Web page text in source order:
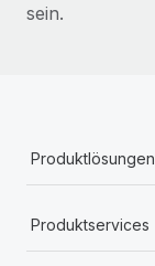
sein.
Produktlösungen
Produktservices